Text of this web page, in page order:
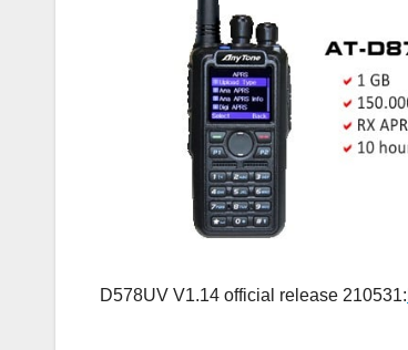
D578UV V1.14 official release 210531: